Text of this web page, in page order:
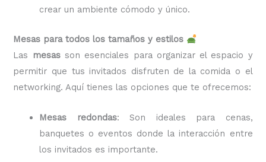
crear un ambiente cómodo y único.
Mesas para todos los tamaños y estilos
Las
mesasson esenciales para organizar el espacio y
permitir que tus invitados disfruten de la comida o el
networking. Aquí tienes las opciones que te ofrecemos:
Mesas redondas: Son ideales para cenas,
banquetes o eventos donde la interacción entre
los invitados es importante.